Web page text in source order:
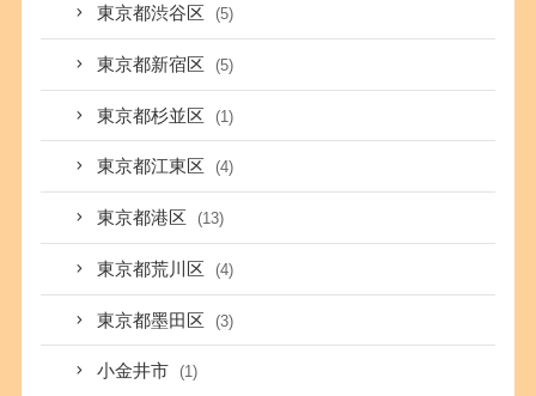
東京都渋谷区 (5)
東京都新宿区 (5)
東京都杉並区 (1)
東京都江東区 (4)
東京都港区 (13)
東京都荒川区 (4)
東京都墨田区 (3)
小金井市 (1)